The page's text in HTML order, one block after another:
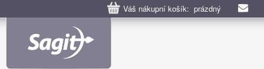
Váš nákupní košík: prázdný